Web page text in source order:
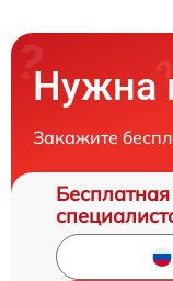
Нужна
Закажите